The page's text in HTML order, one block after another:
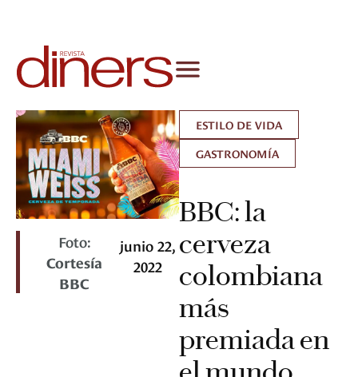
Foto:
Cortesía
BBC
junio 22,
2022
ESTILO DE VIDA
GASTRONOMÍA
BBC: la
cerveza
colombiana
más
premiada en